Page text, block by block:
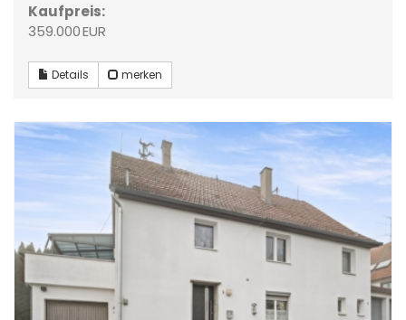
Kaufpreis:
359.000 EUR
Details merken